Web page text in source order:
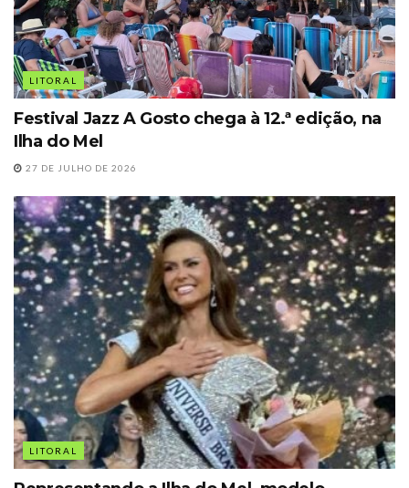
LITORAL
Festival Jazz A Gosto chega à 12.ª edição, na
Ilha do Mel
27 DE JULHO DE 2026
LITORAL